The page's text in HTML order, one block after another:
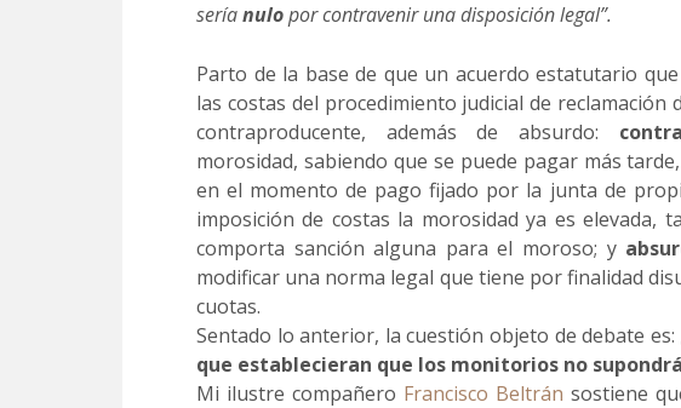
seríanulopor contravenir una disposición legal”.
Parto de la base de que un acuerdo estatutario
las costas del procedimiento judicial de
contraproducente, además de absurdo:
morosidad, sabiendo que se puede pagar más
en el momento de pago fijado por la junta de
imposición de costas la morosidad ya es elevada,
comporta sanción alguna para el moroso; y
modificar una norma legal que tiene por finalidad
cuotas.
Sentado lo anterior, la cuestión objeto de debate es:
que establecieran que los monitorios no
Mi ilustre compañero Francisco Beltrán sostiene